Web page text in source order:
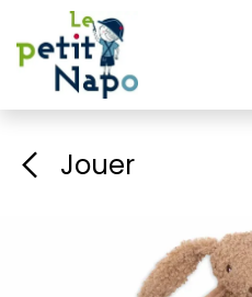
Se rendre au contenu
Jouer